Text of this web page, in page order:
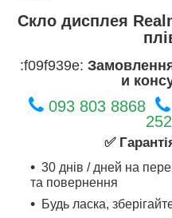
Скло дисплея
:f09f939e: Замовлення
и
093 803 8868
✅
30 днів / дней на
та повернення
Будь ласка,